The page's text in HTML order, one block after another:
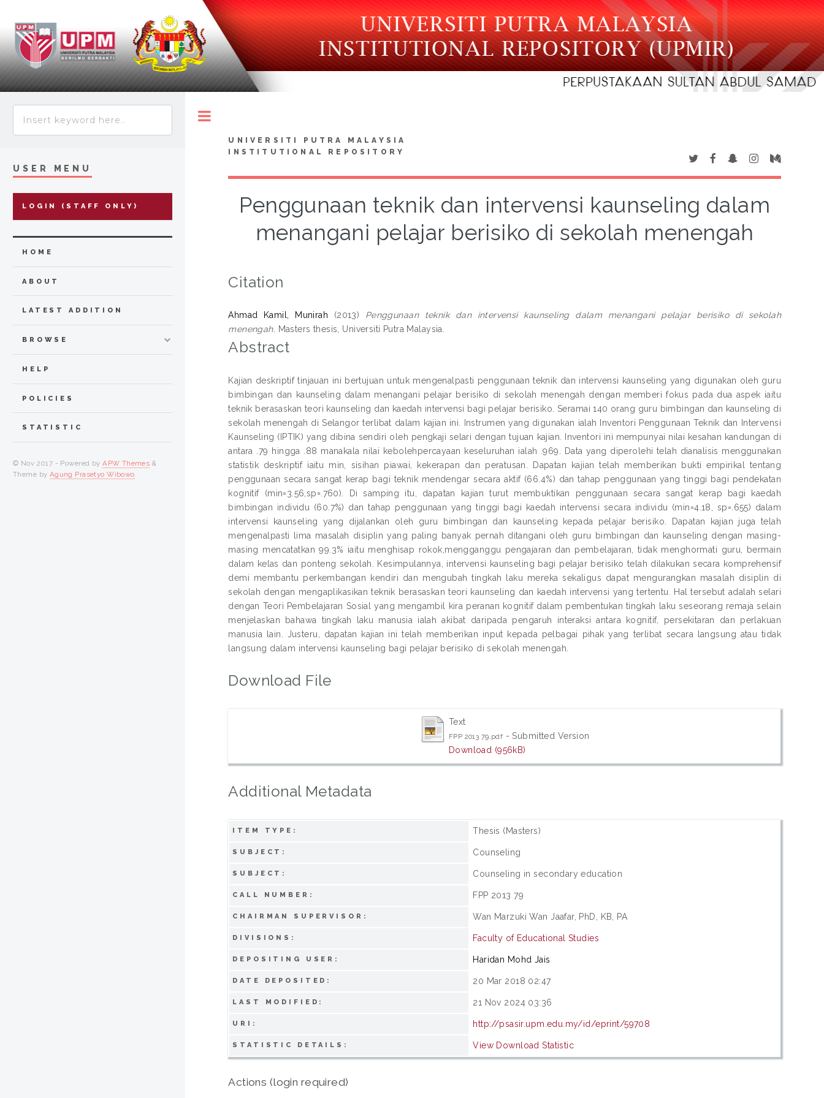
UNIVERSITI PUTRA MALAYSIA
INSTITUTIONAL REPOSITORY
Penggunaan teknik dan intervensi kaunseling dalam
menangani pelajar berisiko di sekolah menengah
Citation
Ahmad Kamil, Munirah (2013) Penggunaan teknik dan intervensi kaunseling dalam menangani pelajar berisiko di sekolah
menengah. Masters thesis, Universiti Putra Malaysia.
Abstract
Kajian deskriptif tinjauan ini bertujuan untuk mengenalpasti penggunaan teknik dan intervensi kaunseling yang digunakan oleh guru
bimbingan dan kaunseling dalam menangani pelajar berisiko di sekolah menengah dengan memberi fokus pada dua aspek iaitu
teknik berasaskan teori kaunseling dan kaedah intervensi bagi pelajar berisiko. Seramai 140 orang guru bimbingan dan kaunseling di
sekolah menengah di Selangor terlibat dalam kajian ini. Instrumen yang digunakan ialah Inventori Penggunaan Teknik dan Intervensi
Kaunseling (IPTIK) yang dibina sendiri oleh pengkaji selari dengan tujuan kajian. Inventori ini mempunyai nilai kesahan kandungan di
antara .79 hingga .88 manakala nilai kebolehpercayaan keseluruhan ialah .969. Data yang diperolehi telah dianalisis menggunakan
statistik deskriptif iaitu min, sisihan piawai, kekerapan dan peratusan. Dapatan kajian telah memberikan bukti empirikal tentang
penggunaan secara sangat kerap bagi teknik mendengar secara aktif (66.4%) dan tahap penggunaan yang tinggi bagi pendekatan
kognitif (min=3.56,sp=.760). Di samping itu, dapatan kajian turut membuktikan penggunaan secara sangat kerap bagi kaedah
bimbingan individu (60.7%) dan tahap penggunaan yang tinggi bagi kaedah intervensi secara individu (min=4.18, sp=.655) dalam
intervensi kaunseling yang dijalankan oleh guru bimbingan dan kaunseling kepada pelajar berisiko. Dapatan kajian juga telah
mengenalpasti lima masalah disiplin yang paling banyak pernah ditangani oleh guru bimbingan dan kaunseling dengan masing-
masing mencatatkan 99.3% iaitu menghisap rokok,mengganggu pengajaran dan pembelajaran, tidak menghormati guru, bermain
dalam kelas dan ponteng sekolah. Kesimpulannya, intervensi kaunseling bagi pelajar berisiko telah dilakukan secara komprehensif
demi membantu perkembangan kendiri dan mengubah tingkah laku mereka sekaligus dapat mengurangkan masalah disiplin di
sekolah dengan mengaplikasikan teknik berasaskan teori kaunseling dan kaedah intervensi yang tertentu. Hal tersebut adalah selari
dengan Teori Pembelajaran Sosial yang mengambil kira peranan kognitif dalam pembentukan tingkah laku seseorang remaja selain
menjelaskan bahawa tingkah laku manusia ialah akibat daripada pengaruh interaksi antara kognitif, persekitaran dan perlakuan
manusia lain. Justeru, dapatan kajian ini telah memberikan input kepada pelbagai pihak yang terlibat secara langsung atau tidak
langsung dalam intervensi kaunseling bagi pelajar berisiko di sekolah menengah.
Download File
Text
FPP 2013 79.pdf - Submitted Version
Download (956kB)
Additional Metadata
ITEM TYPE: Thesis (Masters)
SUBJECT: Counseling
SUBJECT: Counseling in secondary education
CALL NUMBER: FPP 2013 79
CHAIRMAN SUPERVISOR: Wan Marzuki Wan Jaafar, PhD, KB, PA
DIVISIONS: Faculty of Educational Studies
DEPOSITING USER: Haridan Mohd Jais
DATE DEPOSITED: 20 Mar 2018 02:47
LAST MODIFIED: 21 Nov 2024 03:36
URI: http://psasir.upm.edu.my/id/eprint/59708
STATISTIC DETAILS: View Download Statistic
Actions (login required)
USER MENU
LOGIN (STAFF ONLY)
HOME
ABOUT
LATEST ADDITION
BROWSE
HELP
POLICIES
STATISTIC
© Nov 2017 - Powered byAPW Themes &
Theme by Agung Prasetyo Wibowo.